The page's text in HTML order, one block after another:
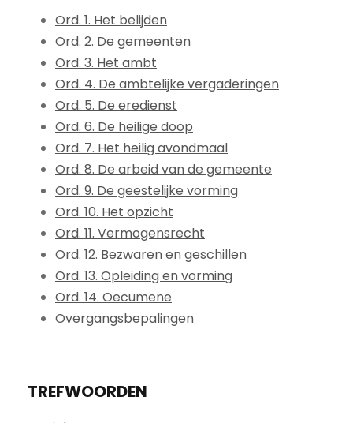
Ord. 1. Het belijden
Ord. 2. De gemeenten
Ord. 3. Het ambt
Ord. 4. De ambtelijke vergaderingen
Ord. 5. De eredienst
Ord. 6. De heilige doop
Ord. 7. Het heilig avondmaal
Ord. 8. De arbeid van de gemeente
Ord. 9. De geestelijke vorming
Ord. 10. Het opzicht
Ord. 11. Vermogensrecht
Ord. 12. Bezwaren en geschillen
Ord. 13. Opleiding en vorming
Ord. 14. Oecumene
Overgangsbepalingen
TREFWOORDEN